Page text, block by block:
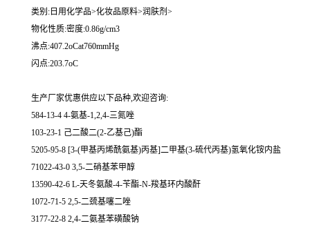
类别:日用化学品>化妆品原料>润肤剂>
物化性质:密度:0.86g/cm3
沸点:407.2oCat760mmHg
闪点:203.7oC
生产厂家优惠供应以下品种,欢迎咨询:
584-13-4 4-氨基-1,2,4-三氮唑
103-23-1 己二酸二(2-乙基己)酯
5205-95-8 [3-(甲基丙烯酰氨基)丙基]二甲基(3-硫代丙基)氢氧化铵内盐
71022-43-0 3,5-二硝基苯甲醇
13590-42-6 L-天冬氨酸-4-苄酯-N-羧基环内酸酐
1072-71-5 2,5-二巯基噻二唑
3177-22-8 2,4-二氨基苯磺酸钠